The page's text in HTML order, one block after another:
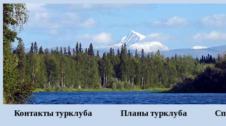
Контакты турклуба Планы турклуба